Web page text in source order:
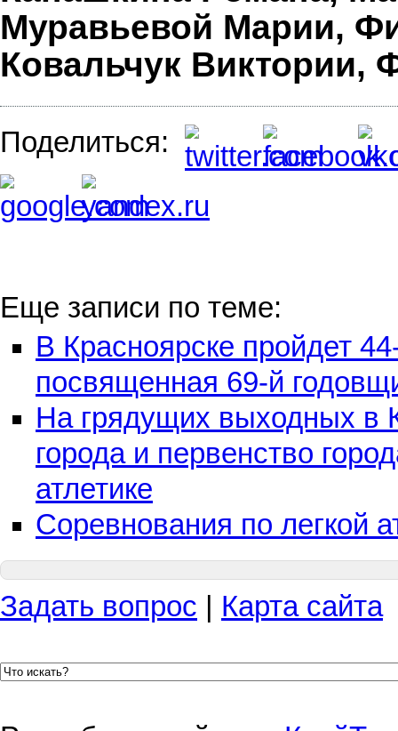
Муравьевой Марии,
Ковальчук
Поделиться:
Еще записи по теме:
В Красноярске пройдет
посвященная 69-й
На грядущих выходных в
города и первенство
атлетике
Соревнования по легкой
Задать вопрос Карта сайта